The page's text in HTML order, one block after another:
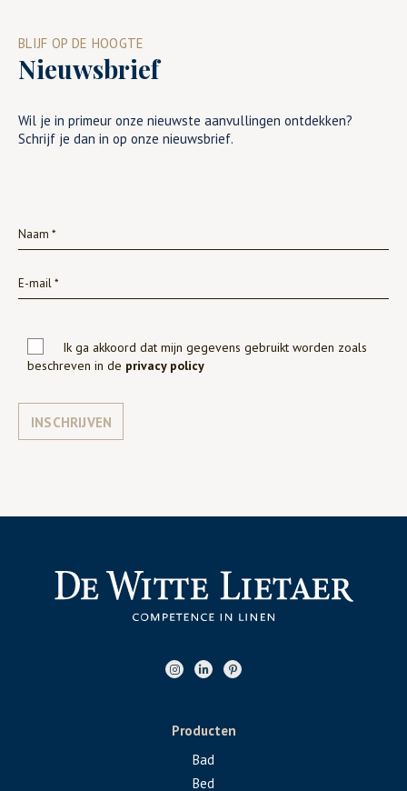
BLIJF OP DE HOOGTE
Nieuwsbrief
Wil je in primeur onze nieuwste aanvullingen ontdekken?
Schrijf je dan in op onze nieuwsbrief.
Ik ga akkoord dat mijn gegevens gebruikt worden zoals
beschreven in de privacy policy
INSCHRIJVEN
Producten
Bad
Bed